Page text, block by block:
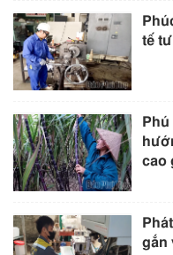
tế
cao
gắn